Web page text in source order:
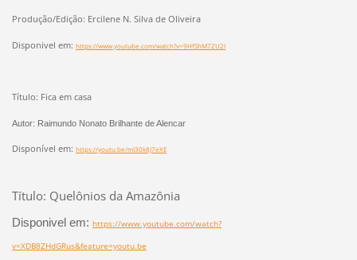
Produção/Edição: Ercilene N. Silva de Oliveira
Disponivel em: https://www.youtube.com/watch?v=9HfShM7ZU2I
Título: Fica em casa
Autor: Raimundo Nonato Brilhante de Alencar
Disponível em: https://youtu.be/mI30k8J7eXE
Título: Quelônios da Amazônia
Disponivel em: https://www.youtube.com/watch?
v=XDB8ZHdGRus&feature=youtu.be